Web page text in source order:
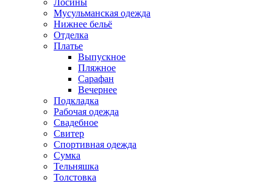
Мусульманская одежда
Нижнее бельё
Отделка
Платье
Выпускное
Пляжное
Сарафан
Вечернее
Подкладка
Рабочая одежда
Свадебное
Свитер
Спортивная одежда
Сумка
Тельняшка
Толстовка